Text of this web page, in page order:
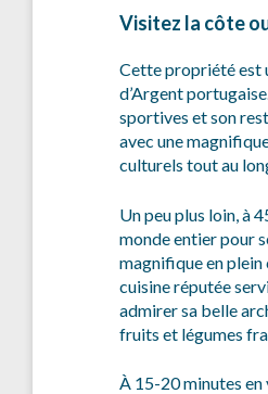
Visitez la côte
Cette propriété est
d’Argent
sportives et son
avec une
culturels tout au
Un peu plus loin, à
monde entier pour
magnifique en
cuisine réputée
admirer sa belle
fruits et légumes
À 15-20 minutes